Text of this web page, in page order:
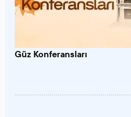
Güz Konferansları